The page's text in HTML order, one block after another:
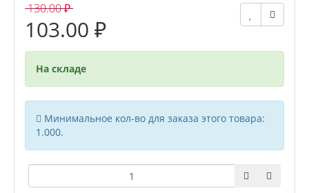
130.00 ₽
103.00 ₽
На складе
Минимальное кол-во для заказа этого товара:
1.000.